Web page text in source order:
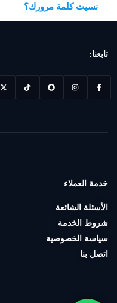
نسيت كلمة مرورك؟
تابعنا:
خدمة العملاء
الأسئلة الشائعة
شروط الخدمة
سياسة الخصوصية
اتصل بنا